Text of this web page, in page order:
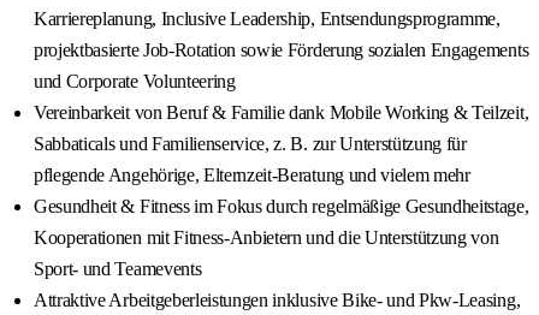
Karriereplanung, Inclusive Leadership, Entsendungsprogramme,
projektbasierte Job-Rotation sowie Förderung sozialen Engagements
und Corporate Volunteering
Vereinbarkeit von Beruf & Familie dank Mobile Working & Teilzeit,
Sabbaticals und Familienservice, z. B. zur Unterstützung für
pflegende Angehörige, Elternzeit-Beratung und vielem mehr
Gesundheit & Fitness im Fokus durch regelmäßige Gesundheitstage,
Kooperationen mit Fitness-Anbietern und die Unterstützung von
Sport- und Teamevents
Attraktive Arbeitgeberleistungen inklusive Bike- und Pkw-Leasing,